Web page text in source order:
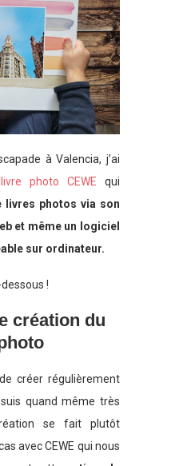
à Valencia, j’ai
livre photo CEWE qui
livres photos via son
et même un logiciel
sur ordinateur.
!
création du
créer régulièrement
quand même très
se fait plutôt
avec CEWE qui nous